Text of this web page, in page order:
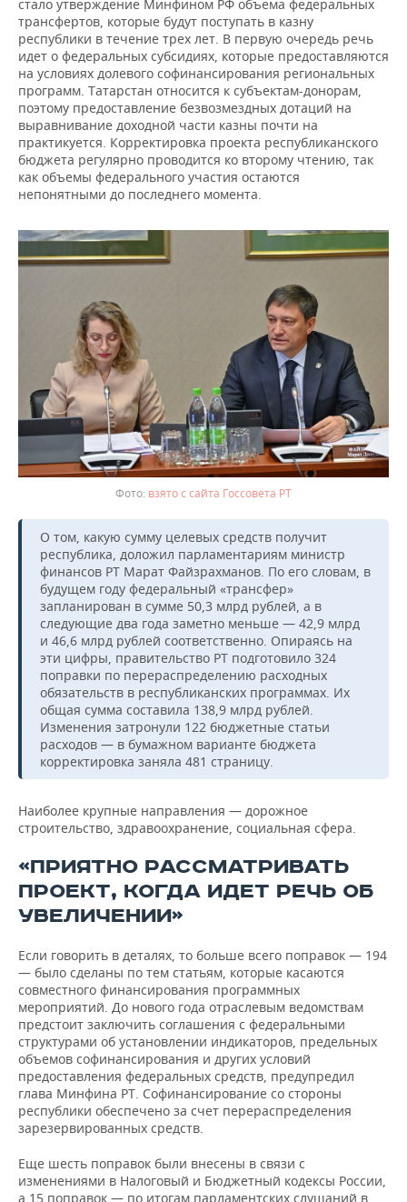
стало утверждение Минфином РФ объема федеральных
трансфертов, которые будут поступать в казну
республики в течение трех лет. В первую очередь речь
идет о федеральных субсидиях, которые предоставляются
на условиях долевого софинансирования региональных
программ. Татарстан относится к субъектам-донорам,
поэтому предоставление безвозмездных дотаций на
выравнивание доходной части казны почти на
практикуется. Корректировка проекта республиканского
бюджета регулярно проводится ко второму чтению, так
как объемы федерального участия остаются
непонятными до последнего момента.
взято с сайта Госсовета РТ
О том, какую сумму целевых средств получит
республика, доложил парламентариям министр
финансов РТ Марат Файзрахманов. По его словам, в
будущем году федеральный «трансфер»
запланирован в сумме 50,3 млрд рублей, а в
следующие два года заметно меньше — 42,9 млрд
и 46,6 млрд рублей соответственно. Опираясь на
эти цифры, правительство РТ подготовило 324
поправки по перераспределению расходных
обязательств в республиканских программах. Их
общая сумма составила 138,9 млрд рублей.
Изменения затронули 122 бюджетные статьи
расходов — в бумажном варианте бюджета
корректировка заняла 481 страницу.
Наиболее крупные направления — дорожное
строительство, здравоохранение, социальная сфера.
«ПРИЯТНО РАССМАТРИВАТЬ
ПРОЕКТ, КОГДА ИДЕТ РЕЧЬ ОБ
УВЕЛИЧЕНИИ»
Если говорить в деталях, то больше всего поправок — 194
— было сделаны по тем статьям, которые касаются
совместного финансирования программных
мероприятий. До нового года отраслевым ведомствам
предстоит заключить соглашения с федеральными
структурами об установлении индикаторов, предельных
объемов софинансирования и других условий
предоставления федеральных средств, предупредил
глава Минфина РТ. Софинансирование со стороны
республики обеспечено за счет перераспределения
зарезервированных средств.
Еще шесть поправок были внесены в связи с
изменениями в Налоговый и Бюджетный кодексы России,
а 15 поправок — по итогам парламентских слушаний в